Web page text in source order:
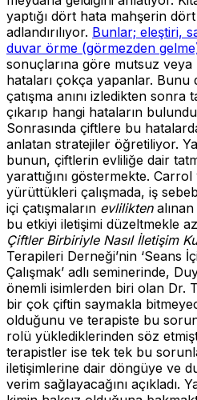
yaptığı dört hata mahşerin dört
adlandırılıyor. Bunlar; eleştiri,
duvar örme (görmezden
sonuçlarına göre mutsuz veya
hataları çokça yapanlar.
çatışma anını izledikten sonra
çıkarıp hangi hataların
Sonrasında çiftlere bu
anlatan stratejiler öğretiliyor.
bunun, çiftlerin evliliğe dair
yarattığını göstermekte. Carrol
yürüttükleri çalışmada, iş
içi çatışmaların evliliktenalınan
bu etkiyi iletişimi düzeltmekle
Çiftler Birbiriyle Nasıl İletişim
Terapileri Derneği’nin ‘Seans
Çalışmak’ adlı seminerinde,
önemli isimlerden biri olan Dr.
bir çok çiftin saymakla
olduğunu ve terapiste bu
rolü yüklediklerinden söz
terapistler ise tek tek bu
iletişimlerine dair döngüye ve
verim sağlayacağını açıkladı.